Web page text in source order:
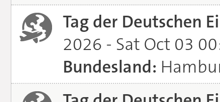
Tag der Deutschen
2026 - Sat Oct 03
Bundesland: